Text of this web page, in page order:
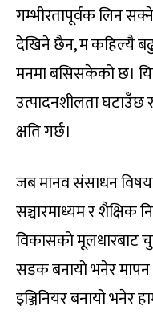
गम्भीरतापूर्वक लिन
देखिने छैन, म कहिल्यै
मनमा बसिसकेको छ।
उत्पादनशीलता घटाउँछ
क्षति गर्छ।
जब मानव संसाधन
सञ्चारमाध्यम र शैक्षिक
विकासको मूलधारबाट
सडक बनायो भनेर
इञ्जिनियर बनायो भनेर